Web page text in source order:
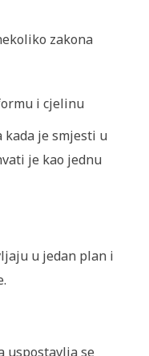
zakona
i cjelinu
kada je smjesti u
je kao jednu
u jedan plan i
uspostavlja se